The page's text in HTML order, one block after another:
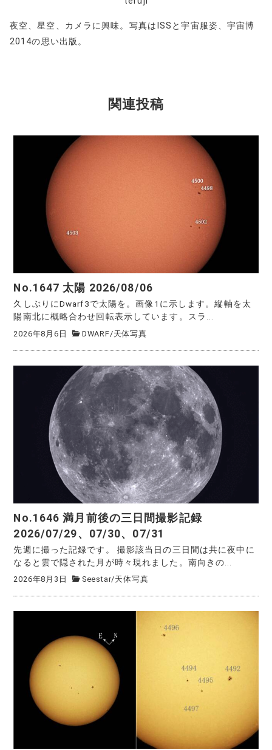
夜空、星空、カメラに興味。写真はISSと宇宙服姿、宇宙博
2014の思い出版。
関連投稿
No.1647 太陽 2026/08/06
久しぶりにDwarf3で太陽を。画像1に示します。縦軸を太
陽南北に概略合わせ回転表示しています。スラ...
2026年8月6日 DWARF/天体写真
No.1646 満月前後の三日間撮影記録
2026/07/29、07/30、07/31
先週に撮った記録です。 撮影該当日の三日間は共に夜中に
なると雲で隠された月が時々現れました。南向きの...
2026年8月3日 Seestar/天体写真